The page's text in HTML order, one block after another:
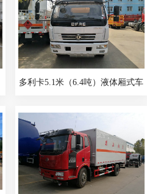
多利卡5.1米（6.4吨）液体厢式车